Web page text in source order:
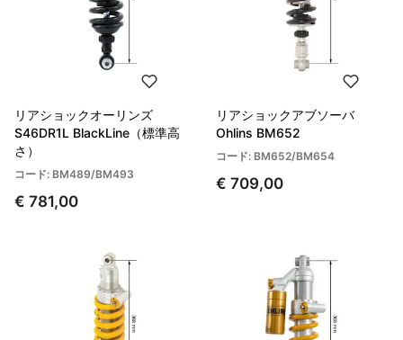
リアショックオーリンズ
S46DR1L BlackLine（標準高
さ）
コード: BM489/BM493
€ 781,00
リアショックアブソーバ
Ohlins BM652
コード: BM652/BM654
€ 709,00